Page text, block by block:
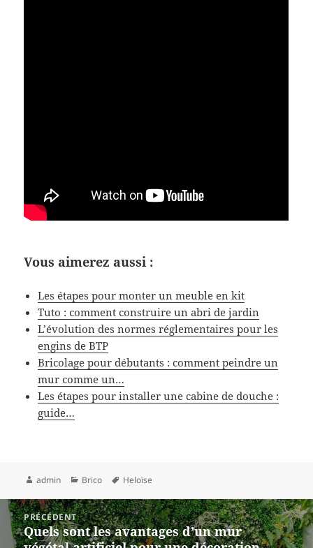
Vous aimerez aussi :
Les étapes pour monter un meuble en kit
Tuto : comment construire un abri de jardin
L’évolution des normes réglementaires pour les
engins de BTP
Bricolage pour débutants : comment peindre un
mur comme un…
Les étapes pour installer une cabine de douche :
guide…
Auteur
admin Catégories
Brico
Mots-
Heloïse
Navigation
de
l’article
PRÉCÉDENT
Article
Quels sont les avantages d’un mur